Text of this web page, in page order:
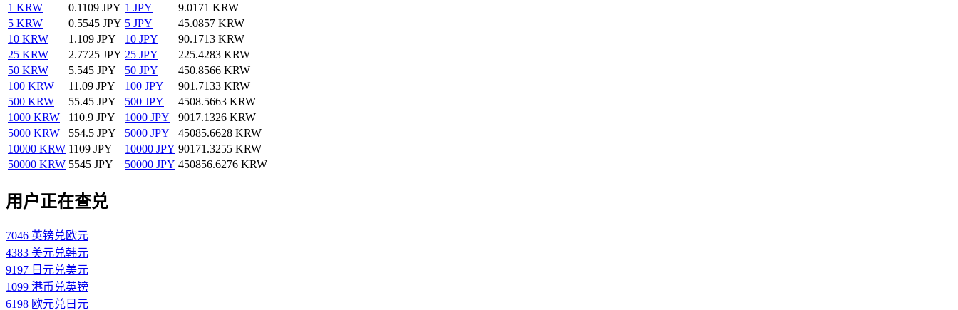
1 KRW
0.1109 JPY 1 JPY
9.0171 KRW
5 KRW
0.5545 JPY 5 JPY
45.0857 KRW
10 KRW
1.109 JPY 10 JPY
90.1713 KRW
25 KRW
2.7725 JPY 25 JPY
225.4283 KRW
50 KRW
5.545 JPY 50 JPY
450.8566 KRW
100 KRW
11.09 JPY 100 JPY
901.7133 KRW
500 KRW
55.45 JPY 500 JPY
4508.5663 KRW
1000 KRW
110.9 JPY 1000 JPY
9017.1326 KRW
5000 KRW
554.5 JPY 5000 JPY
45085.6628 KRW
10000 KRW 1109 JPY 10000 JPY 90171.3255 KRW
50000 KRW 5545 JPY 50000 JPY 450856.6276 KRW
用户正在查兑
7046 英镑兑欧元
4383 美元兑韩元
9197 日元兑美元
1099 港币兑英镑
6198 欧元兑日元